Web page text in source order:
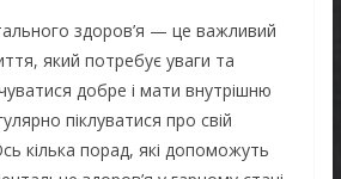
здоров’я — це важливий
який потребує уваги та
добре і мати внутрішню
піклуватися про свій
кілька порад, які допоможуть